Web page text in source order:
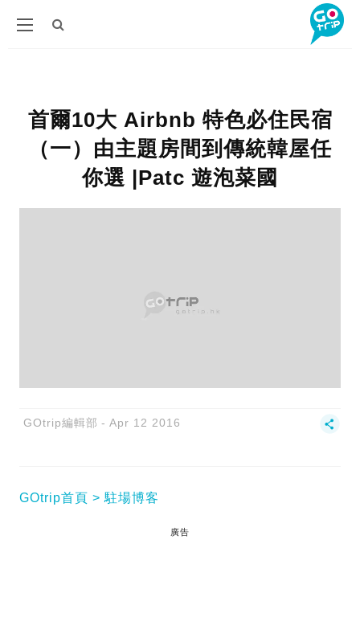
首爾10大 Airbnb 特色必住民宿
（一）由主題房間到傳統韓屋任
你選 |Patc 遊泡菜國
GOtrip編輯部 Apr 12 2016
GOtrip首頁 駐場博客
廣告